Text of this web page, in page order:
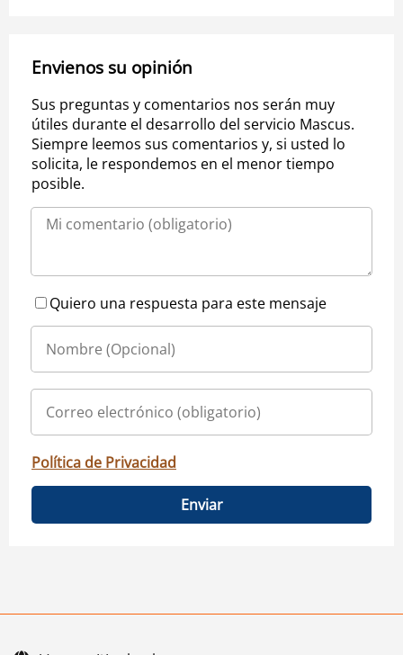
Envienos su opinión
Sus preguntas y comentarios nos serán muy
útiles durante el desarrollo del servicio Mascus.
Siempre leemos sus comentarios y, si usted lo
solicita, le respondemos en el menor tiempo
posible.
Quiero una respuesta para este mensaje
Política de Privacidad
Enviar